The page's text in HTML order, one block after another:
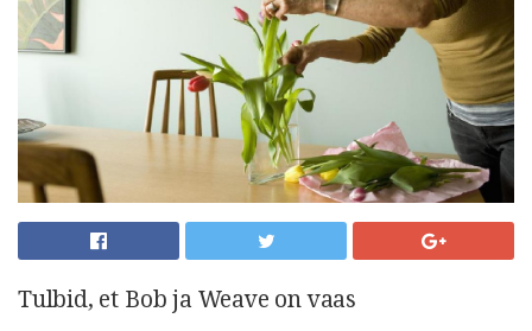
Tulbid, et Bob ja Weave on vaas